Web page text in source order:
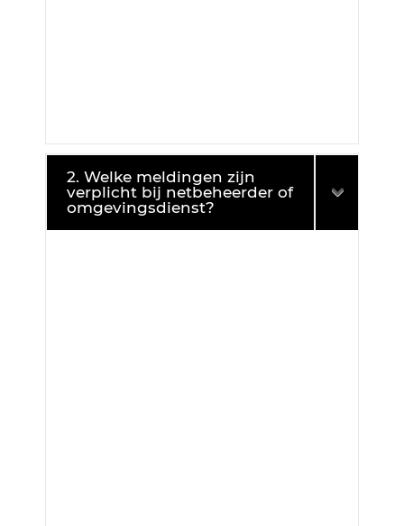
2. Welke meldingen zijn
verplicht bij netbeheerder of
omgevingsdienst?